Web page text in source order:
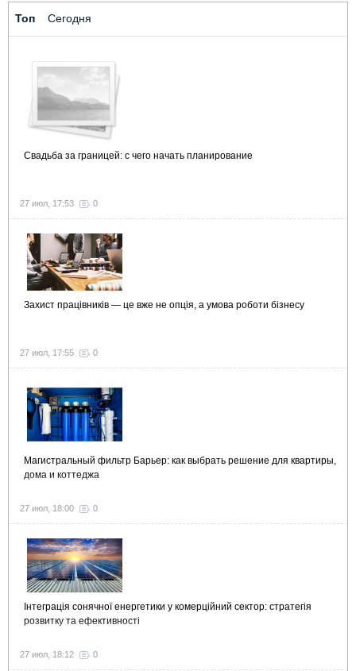
Топ Сегодня
Свадьба за границей: с чего начать планирование
27 июл, 17:53 0
Захист працівників — це вже не опція, а умова роботи бізнесу
27 июл, 17:55 0
Магистральный фильтр Барьер: как выбрать решение для квартиры,
дома и коттеджа
27 июл, 18:00 0
Інтеграція сонячної енергетики у комерційний сектор: стратегія
розвитку та ефективності
27 июл, 18:12 0